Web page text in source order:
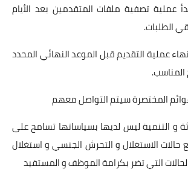
تصفية ملفات المتقدمين بعد الأيام
الطلبات.
عملية التقديم قبل الموعد النهائي المحدد
المناسب.
المختصرة سيتم التواصل معهم
و التنمية ليس لديها بسياساتها تسامح على
حالات الاستغلال و التحرش الجنسي و استغلال
التي تضر بكرامة الموظف و المستفيد